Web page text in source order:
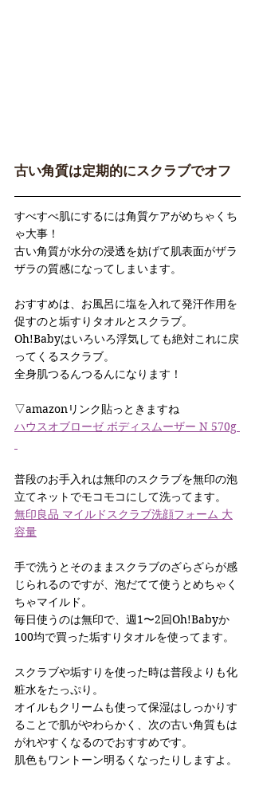
古い角質は定期的にスクラブでオフ
すべすべ肌にするには角質ケアがめちゃくち
ゃ大事！
古い角質が水分の浸透を妨げて肌表面がザラ
ザラの質感になってしまいます。
おすすめは、お風呂に塩を入れて発汗作用を
促すのと垢すりタオルとスクラブ。
Oh!Babyはいろいろ浮気しても絶対これに戻
ってくるスクラブ。
全身肌つるんつるんになります！
▽amazonリンク貼っときますね
ハウスオブローゼ ボディスムーザー N 570g
普段のお手入れは無印のスクラブを無印の泡
立てネットでモコモコにして洗ってます。
無印良品 マイルドスクラブ洗顔フォーム 大
容量
手で洗うとそのままスクラブのざらざらが感
じられるのですが、泡だてて使うとめちゃく
ちゃマイルド。
毎日使うのは無印で、週1〜2回Oh!Babyか
100均で買った垢すりタオルを使ってます。
スクラブや垢すりを使った時は普段よりも化
粧水をたっぷり。
オイルもクリームも使って保湿はしっかりす
ることで肌がやわらかく、次の古い角質もは
がれやすくなるのでおすすめです。
肌色もワントーン明るくなったりしますよ。